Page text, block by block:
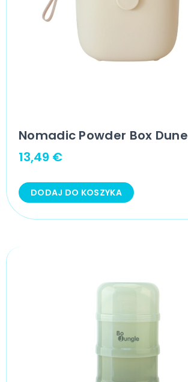
Nomadic Powder Box Dune
13,49 €
DODAJ DO KOSZYKA